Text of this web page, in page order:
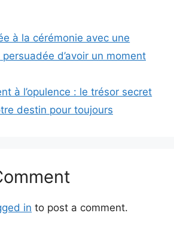
à la cérémonie avec une
persuadée d’avoir un moment
à l’opulence : le trésor secret
destin pour toujours
in to post a comment.